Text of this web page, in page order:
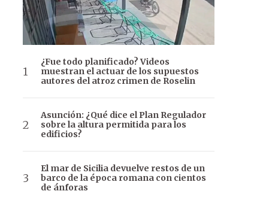
¿Fue todo planificado? Videos
muestran el actuar de los supuestos
autores del atroz crimen de Roselin
Asunción: ¿Qué dice el Plan Regulador
sobre la altura permitida para los
edificios?
El mar de Sicilia devuelve restos de un
barco de la época romana con cientos
de ánforas